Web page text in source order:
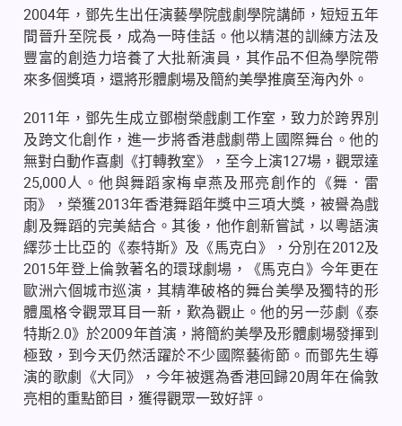
2004年，鄧先生出任演藝學院戲劇學院講師，短短五年
間晉升至院長，成為一時佳話。他以精湛的訓練方法及
豐富的創造力培養了大批新演員，其作品不但為學院帶
來多個獎項，還將形體劇場及簡約美學推廣至海內外。
2011年，鄧先生成立鄧樹榮戲劇工作室，致力於跨界別
及跨文化創作，進一步將香港戲劇帶上國際舞台。他的
無對白動作喜劇《打轉教室》，至今上演127場，觀眾達
25,000人。他與舞蹈家梅卓燕及邢亮創作的《舞．雷
雨》，榮獲2013年香港舞蹈年獎中三項大獎，被譽為戲
劇及舞蹈的完美結合。其後，他作創新嘗試，以粵語演
繹莎士比亞的《泰特斯》及《馬克白》，分別在2012及
2015年登上倫敦著名的環球劇場，《馬克白》今年更在
歐洲六個城市巡演，其精準破格的舞台美學及獨特的形
體風格令觀眾耳目一新，歎為觀止。他的另一莎劇《泰
特斯2.0》於2009年首演，將簡約美學及形體劇場發揮到
極致，到今天仍然活躍於不少國際藝術節。而鄧先生導
演的歌劇《大同》，今年被選為香港回歸20周年在倫敦
亮相的重點節目，獲得觀眾一致好評。